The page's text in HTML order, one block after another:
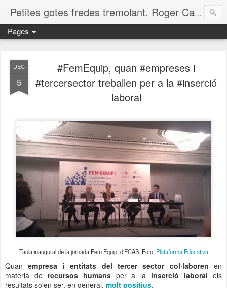
Petites gotes fredes tremolant. Roger Casero Gumbau. Girona
Pages
DEC
5
#FemEquip, quan #empreses i
#tercersector treballen per a la #inserció
laboral
Taula inaugural de la jornada Fem Equip! d'ECAS. Foto: Plataforma Educativa
Quanempresa i entitats del tercer sector col·laboren en
matèria de recursos humansper a la inserció laboral els
resultats solen ser, en general, molt positius.